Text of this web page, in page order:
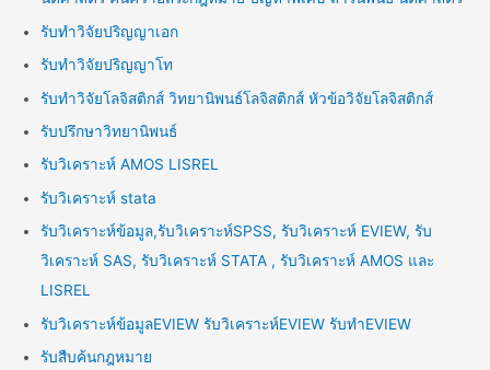
รับทำวิจัยปริญญาเอก
รับทำวิจัยปริญญาโท
รับทำวิจัยโลจิสติกส์ วิทยานิพนธ์โลจิสติกส์ หัวข้อวิจัยโลจิสติกส์
รับปรึกษาวิทยานิพนธ์
รับวิเคราะห์ AMOS LISREL
รับวิเคราะห์ stata
รับวิเคราะห์ข้อมูล,รับวิเคราะห์SPSS, รับวิเคราะห์ EVIEW, รับ
วิเคราะห์ SAS, รับวิเคราะห์ STATA , รับวิเคราะห์ AMOS และ
LISREL
รับวิเคราะห์ข้อมูลEVIEW รับวิเคราะห์EVIEW รับทำEVIEW
รับสืบค้นกฎหมาย